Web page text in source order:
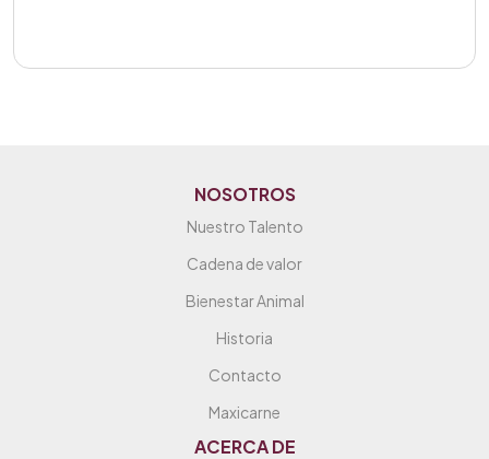
NOSOTROS
Nuestro Talento
Cadena de valor
Bienestar Animal
Historia
Contacto
Maxicarne
ACERCA DE